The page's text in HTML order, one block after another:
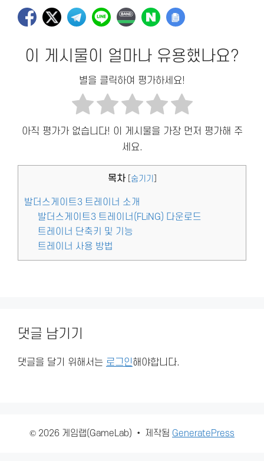
이 게시물이 얼마나 유용했나요?
별을 클릭하여 평가하세요!
아직 평가가 없습니다! 이 게시물을 가장 먼저 평가해 주
세요.
목차 숨기기
발더스게이트3 트레이너 소개
발더스게이트3 트레이너(FLiNG) 다운로드
트레이너 단축키 및 기능
트레이너 사용 방법
댓글 남기기
댓글을 달기 위해서는 로그인해야합니다.
© 2026 게임랩(GameLab) • 제작됨 GeneratePress